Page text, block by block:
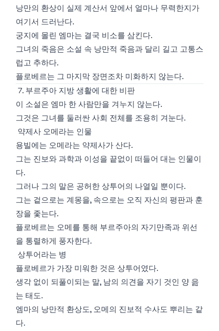
낭만의 환상이 실제 계산서 앞에서 얼마나 무력한지가
여기서 드러난다.
궁지에 몰린 엠마는 결국 비소를 삼킨다.
그녀의 죽음은 소설 속 낭만적 죽음과 달리 길고 고통스
럽고 추하다.
플로베르는 그 마지막 장면조차 미화하지 않는다.
7. 부르주아 지방 생활에 대한 비판
이 소설은 엠마 한 사람만을 겨누지 않는다.
그것은 그녀를 둘러싼 사회 전체를 조용히 겨눈다.
약제사 오메라는 인물
용빌에는 오메라는 약제사가 산다.
그는 진보와 과학과 이성을 끝없이 떠들어 대는 인물이
다.
그러나 그의 말은 공허한 상투어의 나열일 뿐이다.
그는 겉으로는 계몽을, 속으로는 오직 자신의 평판과 훈
장을 좇는다.
플로베르는 오메를 통해 부르주아의 자기만족과 위선
을 통렬하게 풍자한다.
상투어라는 병
플로베르가 가장 미워한 것은 상투어였다.
생각 없이 되풀이되는 말, 남의 의견을 자기 것인 양 읊
는 태도.
엠마의 낭만적 환상도, 오메의 진보적 수사도 뿌리는 같
다.